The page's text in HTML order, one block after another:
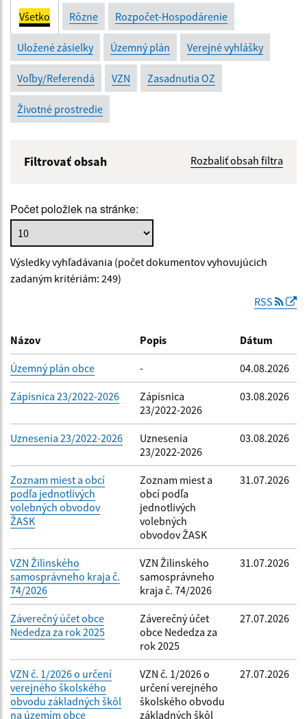
Všetko Rôzne Rozpočet-Hospodárenie
Uložené zásielky Územný plán Verejné vyhlášky
Voľby/Referendá VZN Zasadnutia OZ
Životné prostredie
Filtrovať obsah Rozbaliť obsah filtra
Popis:
Dátum zverejnenia od:
Filtrovať Reset
Počet položiek na stránke:
Výsledky vyhľadávania (počet dokumentov vyhovujúcich
zadaným kritériám: 249)
RSS
Názov Popis Dátum
Územný plán obce - 04.08.2026
Zápisnica 23/2022-2026
Zápisnica
23/2022-2026
03.08.2026
Uznesenia 23/2022-2026
Uznesenia
23/2022-2026
03.08.2026
Zoznam miest a obcí
podľa jednotlivých
volebných obvodov
ŽASK
Zoznam miest a
obcí podľa
jednotlivých
volebných
obvodov ŽASK
31.07.2026
VZN Žilinského
samosprávneho kraja č.
74/2026
VZN Žilinského
samosprávneho
kraja č. 74/2026
31.07.2026
Záverečný účet obce
Nededza za rok 2025
Záverečný účet
obce Nededza za
rok 2025
27.07.2026
VZN č. 1/2026 o určení
verejného školského
obvodu základných škôl
na územím obce
VZN č. 1/2026 o
určení verejného
školského obvodu
základných škôl
27.07.2026